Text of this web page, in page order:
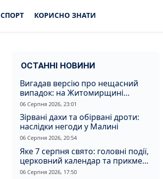
СПОРТ КОРИСНО ЗНАТИ
ОСТАННІ НОВИНИ
Вигадав версію про нещасний
випадок: на Житомирщині
судитимуть чоловіка за вбивство
співмешканки
06 Серпня 2026, 23:01
Зірвані дахи та обірвані дроти:
наслідки негоди у Малині
06 Серпня 2026, 20:54
Яке 7 серпня свято: головні події,
церковний календар та прикмети
дня
06 Серпня 2026, 17:50